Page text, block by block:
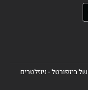
ביזפורטל - ניוזלטרים